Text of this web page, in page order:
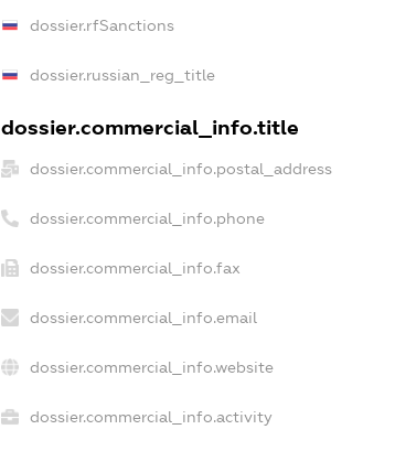
dossier.rfSanctions
dossier.russian_reg_title
dossier.commercial_info.title
dossier.commercial_info.postal_address
dossier.commercial_info.phone
dossier.commercial_info.fax
dossier.commercial_info.email
dossier.commercial_info.website
dossier.commercial_info.activity